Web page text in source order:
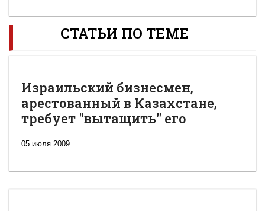
СТАТЬИ ПО ТЕМЕ
Израильский бизнесмен,
арестованный в Казахстане,
требует "вытащить" его
05 июля 2009